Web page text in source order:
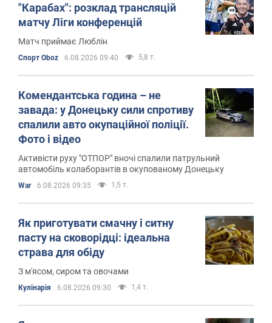
"Карабах": розклад трансляцій
матчу Ліги конференцій
Матч приймає Люблін
Спорт Oboz 6.08.2026 09:40 5,8 т.
Комендантська година – не
завада: у Донецьку сили спротиву
спалили авто окупаційної поліції.
Фото і відео
Активісти руху "ОТПОР" вночі спалили патрульний
автомобіль колаборантів в окупованому Донецьку
War 6.08.2026 09:35 1,5 т.
Як приготувати смачну і ситну
пасту на сковорідці: ідеальна
страва для обіду
З м'ясом, сиром та овочами
Кулінарія 6.08.2026 09:30 1,4 т.